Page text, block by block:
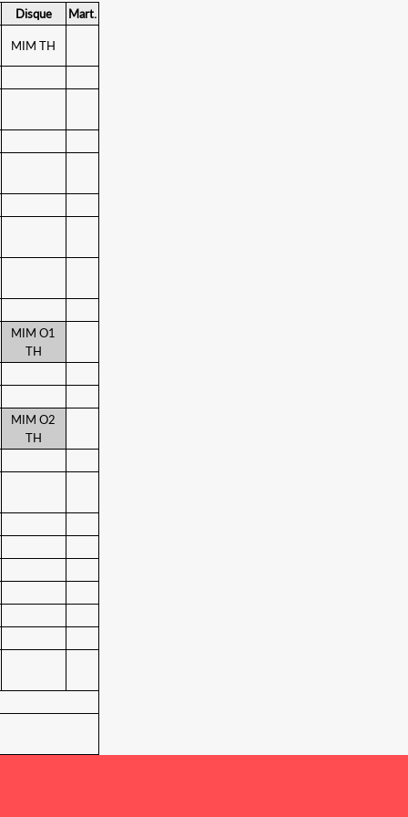
Disque Mart.
MIM TH
MIM O1
TH
MIM O2
TH